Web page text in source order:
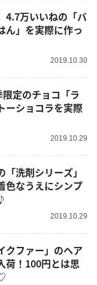
4.7万いいねの「バ
ん」を実際に作っ
2019.10.30
定のチョコ「ラ
ーショコラを実際
2019.10.29
「洗剤シリーズ」
色なうえにシンプ
2019.10.29
クファー」のヘア
荷！100円とは思